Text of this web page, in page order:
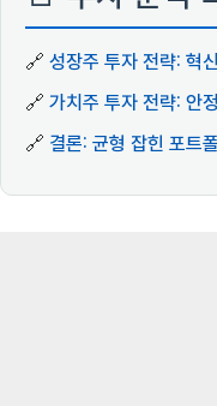
🔗 성장주 투자 전략: 혁
🔗 가치주 투자 전략: 안
🔗 결론: 균형 잡힌 포트